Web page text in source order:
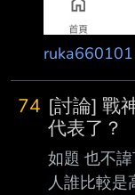
ruka660101
74 [討論] 戰
代表了？
如題 也不
人誰比較是